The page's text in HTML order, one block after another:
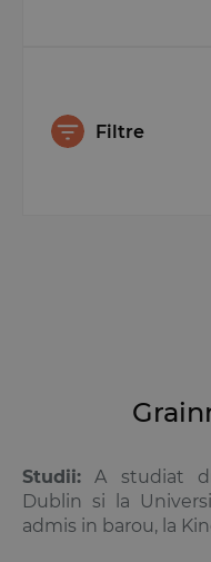
Filtre
Studii: A studiat
Dublin si la
admis in barou, la